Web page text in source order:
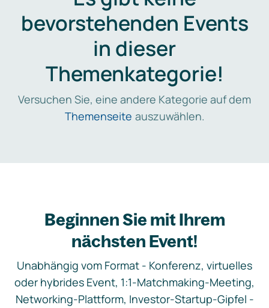
bevorstehenden Events
in dieser
Themenkategorie!
Versuchen Sie, eine andere Kategorie auf dem
Themenseite auszuwählen.
Beginnen Sie mit Ihrem
nächsten Event!
Unabhängig vom Format - Konferenz, virtuelles
oder hybrides Event, 1:1-Matchmaking-Meeting,
Networking-Plattform, Investor-Startup-Gipfel -